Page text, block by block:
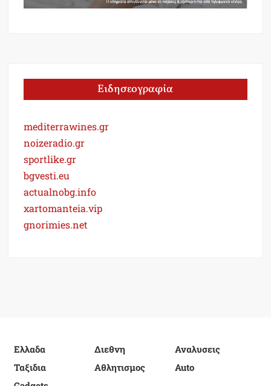
Ειδησεογραφία
mediterrawines.gr
noizeradio.gr
sportlike.gr
bgvesti.eu
actualnobg.info
xartomanteia.vip
gnorimies.net
Ελλαδα Διεθνη
Αναλυσεις
Ταξιδια
Αθλητισμος
Auto